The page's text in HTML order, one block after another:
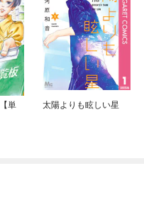
単
太陽よりも眩しい星